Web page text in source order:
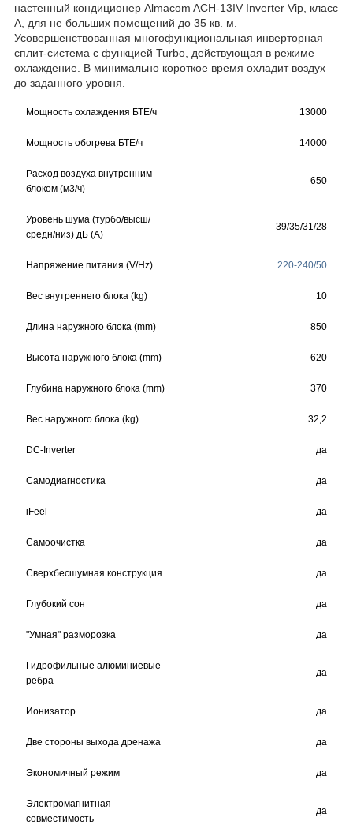
настенный кондиционер Almacom ACH-13IV Inverter Vip, класс
А, для не больших помещений до 35 кв. м.
Усовершенствованная многофункциональная инверторная
сплит-система с функцией Turbo, действующая в режиме
охлаждение. В минимально короткое время охладит воздух
до заданного уровня.
Мощность охлаждения БТЕ/ч 13000
Мощность обогрева БТЕ/ч 14000
Расход воздуха внутренним
блоком (м3/ч)
650
Уровень шума (турбо/высш/
средн/низ) дБ (А)
39/35/31/28
Напряжение питания (V/Hz) 220-240/50
Вес внутреннего блока (kg) 10
Длина наружного блока (mm) 850
Высота наружного блока (mm) 620
Глубина наружного блока (mm) 370
Вес наружного блока (kg) 32,2
DC-Inverter да
Самодиагностика да
iFeel да
Самоочистка да
Сверхбесшумная конструкция да
Глубокий сон да
"Умная" разморозка да
Гидрофильные алюминиевые
ребра
да
Ионизатор да
Две стороны выхода дренажа да
Экономичный режим да
Электромагнитная
совместимость
да